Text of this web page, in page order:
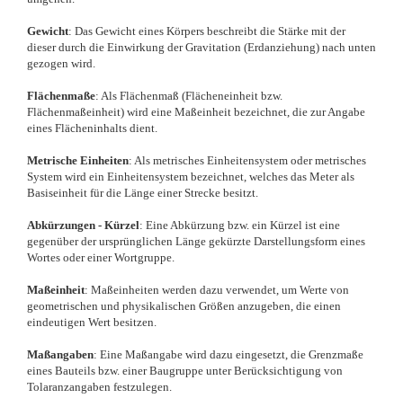
Gewicht: Das Gewicht eines Körpers beschreibt die Stärke mit der
dieser durch die Einwirkung der Gravitation (Erdanziehung) nach unten
gezogen wird.
Flächenmaße: Als Flächenmaß (Flächeneinheit bzw.
Flächenmaßeinheit) wird eine Maßeinheit bezeichnet, die zur Angabe
eines Flächeninhalts dient.
Metrische Einheiten: Als metrisches Einheitensystem oder metrisches
System wird ein Einheitensystem bezeichnet, welches das Meter als
Basiseinheit für die Länge einer Strecke besitzt.
Abkürzungen - Kürzel: Eine Abkürzung bzw. ein Kürzel ist eine
gegenüber der ursprünglichen Länge gekürzte Darstellungsform eines
Wortes oder einer Wortgruppe.
Maßeinheit: Maßeinheiten werden dazu verwendet, um Werte von
geometrischen und physikalischen Größen anzugeben, die einen
eindeutigen Wert besitzen.
Maßangaben: Eine Maßangabe wird dazu eingesetzt, die Grenzmaße
eines Bauteils bzw. einer Baugruppe unter Berücksichtigung von
Tolaranzangaben festzulegen.